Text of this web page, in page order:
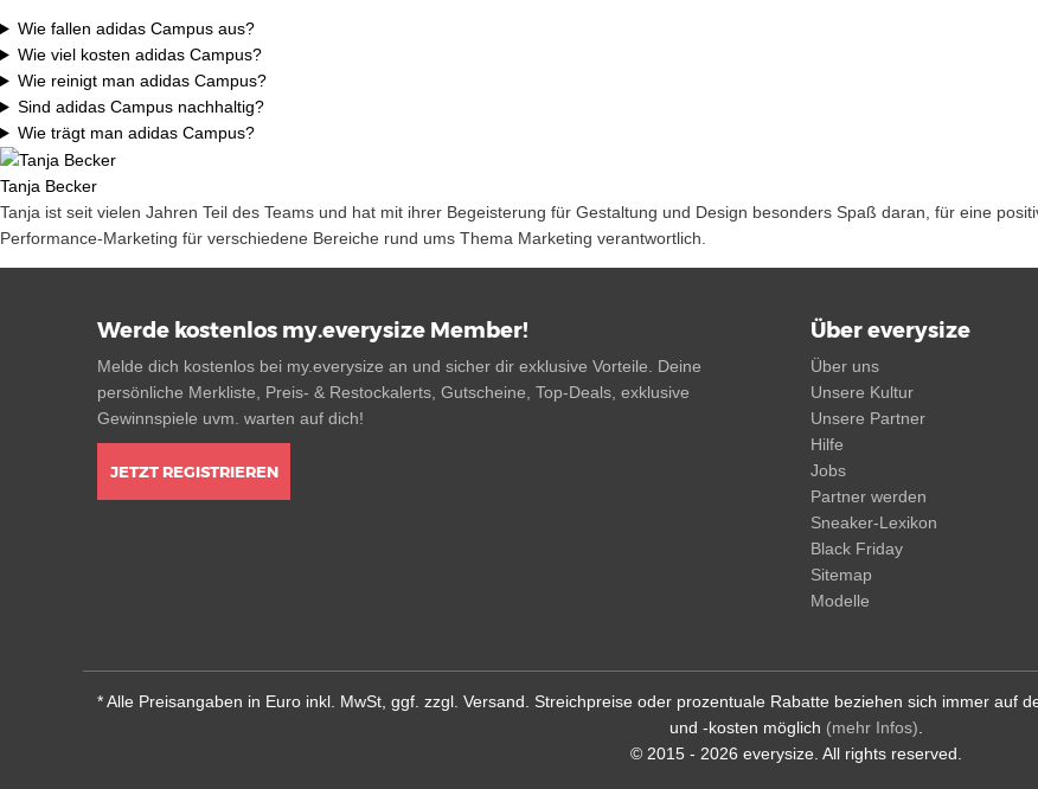
Wie fallen adidas Campus aus?
Wie viel kosten adidas Campus?
Wie reinigt man adidas Campus?
Sind adidas Campus nachhaltig?
Wie trägt man adidas Campus?
Tanja Becker
Tanja ist seit vielen Jahren Teil des Teams und hat mit ihrer Begeisterung für Gestaltung und Design besonders Spaß daran, für eine
Performance-Marketing für verschiedene Bereiche rund ums Thema Marketing verantwortlich.
Werde kostenlos my.everysize Member!
Melde dich kostenlos bei my.everysize an und sicher dir exklusive Vorteile. Deine
persönliche Merkliste, Preis- & Restockalerts, Gutscheine, Top-Deals, exklusive
Gewinnspiele uvm. warten auf dich!
JETZT REGISTRIEREN
Über everysize
Über uns
Unsere Kultur
Unsere Partner
Hilfe
Jobs
Partner werden
Sneaker-Lexikon
Black Friday
Sitemap
Modelle
* Alle Preisangaben in Euro inkl. MwSt, ggf. zzgl. Versand. Streichpreise oder prozentuale Rabatte beziehen sich immer auf
und -kosten möglich (mehr Infos).
© 2015 - 2026 everysize. All rights reserved.